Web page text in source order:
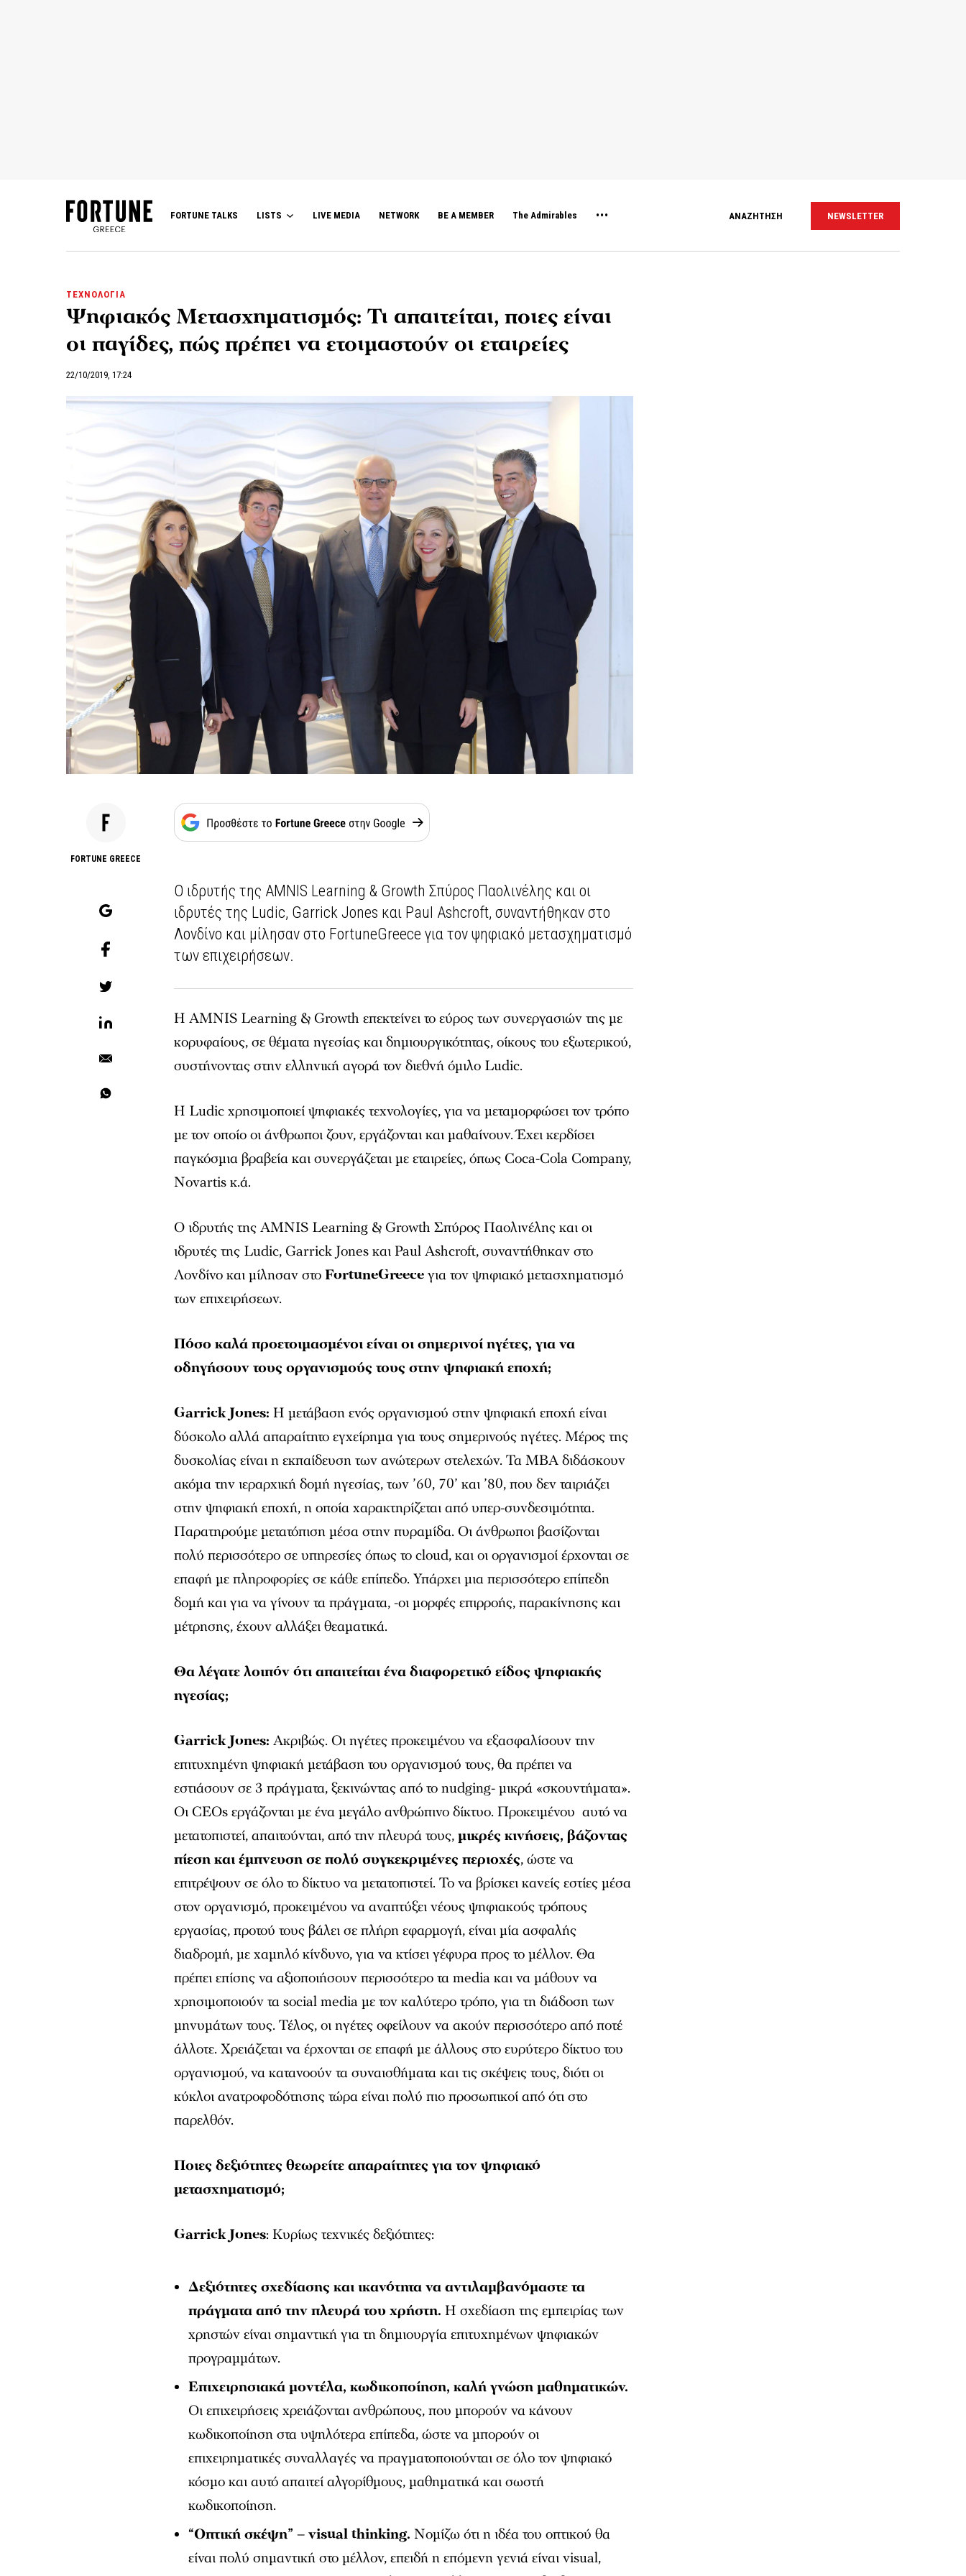
FORTUNE TALKS LISTS LIVE MEDIA NETWORK BE A MEMBER The Admirables ΑΝΑΖΗΤΗΣΗ NEWSLETTER
ΤΕΧΝΟΛΟΓΙΑ
Ψηφιακός Μετασχηματισμός: Τι απαιτείται, ποιες είναι
οι παγίδες, πώς πρέπει να ετοιμαστούν οι εταιρείες
22/10/2019, 17:24
FORTUNE GREECE
Ο ιδρυτής της AMNIS Learning & Growth Σπύρος Παολινέλης και οι
ιδρυτές της Ludic, Garrick Jones και Paul Ashcroft, συναντήθηκαν στο
Λονδίνο και μίλησαν στο FortuneGreece για τον ψηφιακό μετασχηματισμό
των επιχειρήσεων.
Η AMNIS Learning & Growth επεκτείνει το εύρος των συνεργασιών της με
κορυφαίους, σε θέματα ηγεσίας και δημιουργικότητας, οίκους του εξωτερικού,
συστήνοντας στην ελληνική αγορά τον διεθνή όμιλο Ludic.
Η Ludic χρησιμοποιεί ψηφιακές τεχνολογίες, για να μεταμορφώσει τον τρόπο
με τον οποίο οι άνθρωποι ζουν, εργάζονται και μαθαίνουν. Έχει κερδίσει
παγκόσμια βραβεία και συνεργάζεται με εταιρείες, όπως Coca-Cola Company,
Novartis κ.ά.
Ο ιδρυτής της AMNIS Learning & Growth Σπύρος Παολινέλης και οι
ιδρυτές της Ludic, Garrick Jones και Paul Ashcroft, συναντήθηκαν στο
Λονδίνο και μίλησαν στοFortuneGreece για τον ψηφιακό μετασχηματισμό
των επιχειρήσεων.
Πόσο καλά προετοιμασμένοι είναι οι σημερινοί ηγέτες, για να
οδηγήσουν τους οργανισμούς τους στην ψηφιακή εποχή;
Garrick Jones: Η μετάβαση ενός οργανισμού στην ψηφιακή εποχή είναι
δύσκολο αλλά απαραίτητο εγχείρημα για τους σημερινούς ηγέτες. Μέρος της
δυσκολίας είναι η εκπαίδευση των ανώτερων στελεχών. Τα ΜΒΑ διδάσκουν
ακόμα την ιεραρχική δομή ηγεσίας, των ’60, 70’ και ’80, που δεν ταιριάζει
στην ψηφιακή εποχή, η οποία χαρακτηρίζεται από υπερ-συνδεσιμότητα.
Παρατηρούμε μετατόπιση μέσα στην πυραμίδα. Οι άνθρωποι βασίζονται
πολύ περισσότερο σε υπηρεσίες όπως το cloud, και οι οργανισμοί έρχονται σε
επαφή με πληροφορίες σε κάθε επίπεδο. Υπάρχει μια περισσότερο επίπεδη
δομή και για να γίνουν τα πράγματα, -οι μορφές επιρροής, παρακίνησης και
μέτρησης, έχουν αλλάξει θεαματικά.
Θα λέγατε λοιπόν ότι απαιτείται ένα διαφορετικό είδος ψηφιακής
ηγεσίας;
Garrick Jones:Ακριβώς. Οι ηγέτες προκειμένου να εξασφαλίσουν την
επιτυχημένη ψηφιακή μετάβαση του οργανισμού τους, θα πρέπει να
εστιάσουν σε 3 πράγματα, ξεκινώντας από το nudging- μικρά «σκουντήματα».
Οι CEOs εργάζονται με ένα μεγάλο ανθρώπινο δίκτυο. Προκειμένου αυτό να
μετατοπιστεί, απαιτούνται, από την πλευρά τους,μικρές κινήσεις, βάζοντας
πίεση και έμπνευση σε πολύ συγκεκριμένες περιοχές, ώστε να
επιτρέψουν σε όλο το δίκτυο να μετατοπιστεί. Το να βρίσκει κανείς εστίες μέσα
στον οργανισμό, προκειμένου να αναπτύξει νέους ψηφιακούς τρόπους
εργασίας, προτού τους βάλει σε πλήρη εφαρμογή, είναι μία ασφαλής
διαδρομή, με χαμηλό κίνδυνο, για να κτίσει γέφυρα προς το μέλλον. Θα
πρέπει επίσης να αξιοποιήσουν περισσότερο τα media και να μάθουν να
χρησιμοποιούν τα social media με τον καλύτερο τρόπο, για τη διάδοση των
μηνυμάτων τους. Τέλος, οι ηγέτες οφείλουν να ακούν περισσότερο από ποτέ
άλλοτε. Χρειάζεται να έρχονται σε επαφή με άλλους στο ευρύτερο δίκτυο του
οργανισμού, να κατανοούν τα συναισθήματα και τις σκέψεις τους, διότι οι
κύκλοι ανατροφοδότησης τώρα είναι πολύ πιο προσωπικοί από ότι στο
παρελθόν.
Ποιες δεξιότητες θεωρείτε απαραίτητες για τον ψηφιακό
μετασχηματισμό;
Garrick Jones: Κυρίως τεχνικές δεξιότητες:
Δεξιότητες σχεδίασης και ικανότητα να αντιλαμβανόμαστε τα
πράγματα από την πλευρά του χρήστη. Η σχεδίαση της εμπειρίας των
χρηστών είναι σημαντική για τη δημιουργία επιτυχημένων ψηφιακών
προγραμμάτων.
Επιχειρησιακά μοντέλα, κωδικοποίηση, καλή γνώση μαθηματικών.
Οι επιχειρήσεις χρειάζονται ανθρώπους, που μπορούν να κάνουν
κωδικοποίηση στα υψηλότερα επίπεδα, ώστε να μπορούν οι
επιχειρηματικές συναλλαγές να πραγματοποιούνται σε όλο τον ψηφιακό
κόσμο και αυτό απαιτεί αλγορίθμους, μαθηματικά και σωστή
κωδικοποίηση.
“Οπτική σκέψη” – visual thinking. Νομίζω ότι η ιδέα του οπτικού θα
είναι πολύ σημαντική στο μέλλον, επειδή η επόμενη γενιά είναι visual,